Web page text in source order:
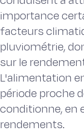
importance
facteurs
pluviométrie,
sur le
L'alimentation
période proche
conditionne, en
rendements.